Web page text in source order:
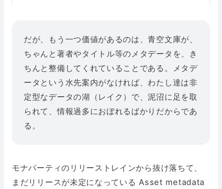
だが、もう一つ価値があるのは、青空文庫が、
ちゃんと著者やタイトル等のメタデータを、き
ちんと整備してくれていることである。メタデ
ータという水先案内がなければ、わたし達は非
定型なデータの湖（レイク）で、泥沼に足を取
られて、情報過多におぼれるばかりだからであ
る。
モナパーティのリリーストレインから抜け落ちて、
まだリリースが未定になっている Asset metadata